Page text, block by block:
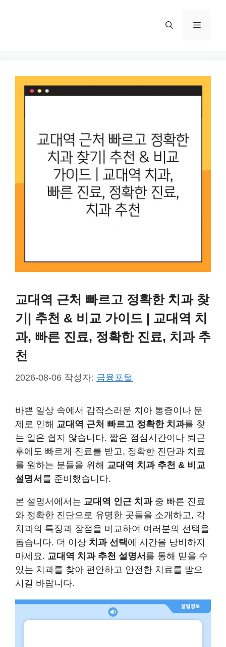
메
교대역 근처 빠르고 정확한 치과 찾
기| 추천 & 비교 가이드 | 교대역 치
과, 빠른 진료, 정확한 진료, 치과 추
천
2026-08-06 작성자: 금융포털
바쁜 일상 속에서 갑작스러운 치아 통증이나 문
제로 인해 교대역 근처 빠르고 정확한 치과를 찾
는 일은 쉽지 않습니다. 짧은 점심시간이나 퇴근
후에도 빠르게 진료를 받고, 정확한 진단과 치료
를 원하는 분들을 위해 교대역 치과 추천 & 비교
설명서 를 준비했습니다.
본 설명서에서는 교대역 인근 치과중 빠른 진료
와 정확한 진단으로 유명한 곳들을 소개하고, 각
치과의 특징과 장점을 비교하여 여러분의 선택을
돕습니다. 더 이상 치과 선택에 시간을 낭비하지
마세요. 교대역 치과 추천 설명서 를 통해 믿을 수
있는 치과를 찾아 편안하고 안전한 치료를 받으
시길 바랍니다.